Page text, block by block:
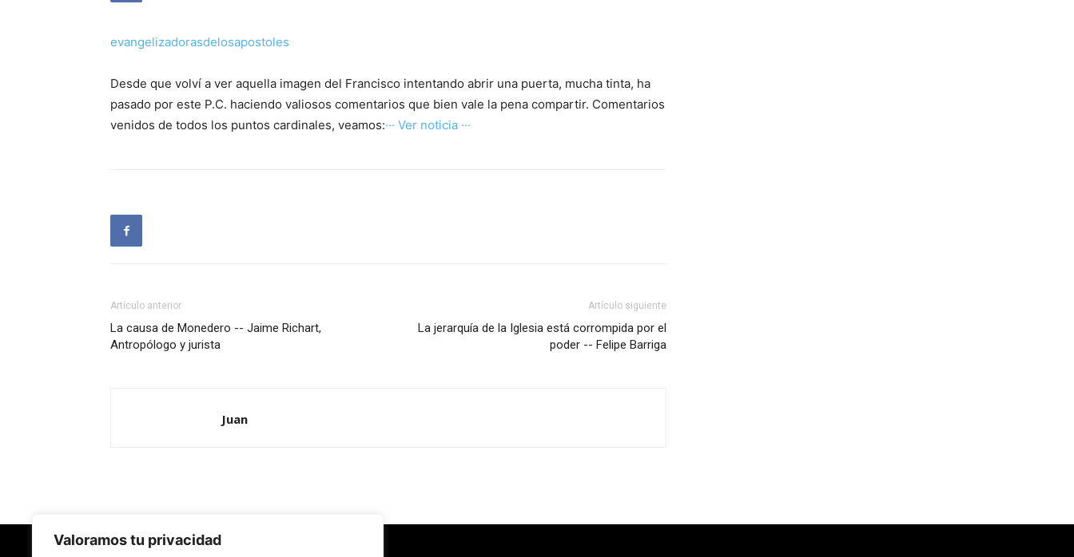
Valoramos tu privacidad
evangelizadorasdelosapostoles
Desde que volví a ver aquella imagen del Francisco intentando abrir una puerta, mucha tinta, ha
pasado por este P.C. haciendo valiosos comentarios que bien vale la pena compartir. Comentarios
venidos de todos los puntos cardinales, veamos:··· Ver noticia ···
Artículo anterior
La causa de Monedero -- Jaime Richart,
Antropólogo y jurista
Artículo siguiente
La jerarquía de la Iglesia está corrompida por el
poder -- Felipe Barriga
Juan